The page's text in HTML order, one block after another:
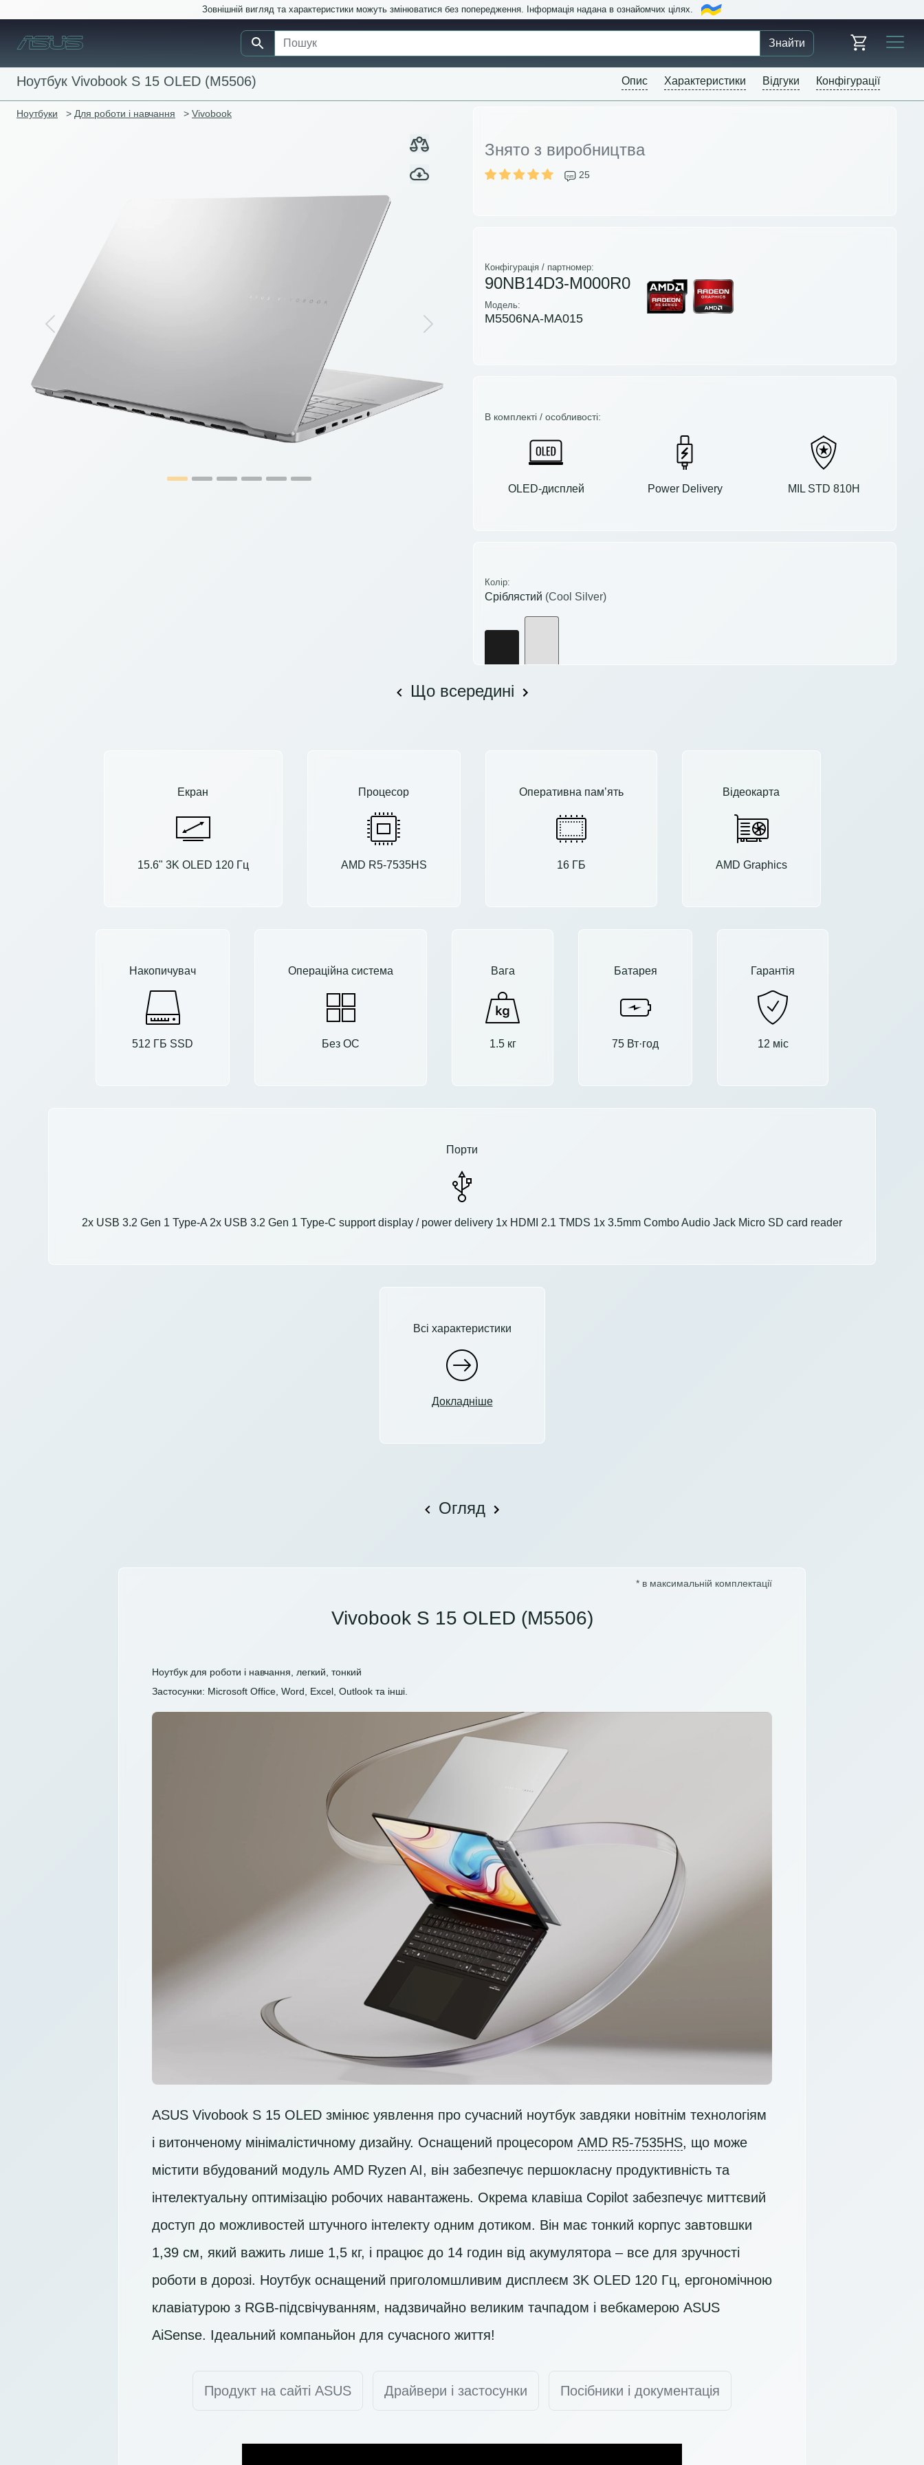
Зовнішній вигляд та характеристики можуть змінюватися без попередження. Інформація надана в ознайомчих цілях.
Знайти
Ноутбук Vivobook S 15 OLED (M5506) Опис Характеристики Відгуки Конфігурації
Ноутбуки > Для роботи і навчання > Vivobook
Previous Next
Знято з виробництва
25
Конфігурація / партномер:
90NB14D3-M000R0
Модель:
M5506NA-MA015
В комплекті / особливості:
OLED-дисплей Power Delivery MIL STD 810H
Колір:
Сріблястий (Cool Silver)
Що всередині
Екран
15.6" 3K OLED 120 Гц
Процесор
AMD R5-7535HS
Оперативна пам’ять
16 ГБ
Відеокарта
AMD Graphics
Накопичувач
512 ГБ SSD
Операційна система
Без ОС
Вага
1.5 кг
Батарея
75 Вт·год
Гарантія
12 міс
Порти
2x USB 3.2 Gen 1 Type-A 2x USB 3.2 Gen 1 Type-C support display / power delivery 1x HDMI 2.1 TMDS 1x 3.5mm Combo Audio Jack Micro SD card reader
Всі характеристики
Докладніше
Огляд
* в максимальній комплектації
Vivobook S 15 OLED (M5506)
Ноутбук для роботи і навчання, легкий, тонкий
Застосунки: Microsoft Office, Word, Excel, Outlook та інші.
ASUS Vivobook S 15 OLED змінює уявлення про сучасний ноутбук завдяки новітнім технологіям
і витонченому мінімалістичному дизайну. Оснащений процесором AMD R5-7535HS, що може
містити вбудований модуль AMD Ryzen AI, він забезпечує першокласну продуктивність та
інтелектуальну оптимізацію робочих навантажень. Окрема клавіша Copilot забезпечує миттєвий
доступ до можливостей штучного інтелекту одним дотиком. Він має тонкий корпус завтовшки
1,39 см, який важить лише 1,5 кг, і працює до 14 годин від акумулятора – все для зручності
роботи в дорозі. Ноутбук оснащений приголомшливим дисплеєм 3K OLED 120 Гц, ергономічною
клавіатурою з RGB-підсвічуванням, надзвичайно великим тачпадом і вебкамерою ASUS
AiSense. Ідеальний компаньйон для сучасного життя!
Продукт на сайті ASUS Драйвери і застосунки Посібники і документація